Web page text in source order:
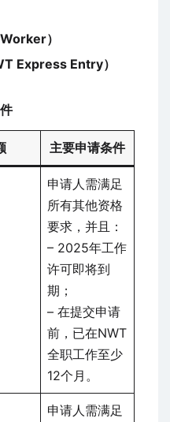
）
Express Entry）
主要申请条件
申请人需满足
所有其他资格
要求，并且：
– 2025年工作
许可即将到
期；
– 在提交申请
前，已在NWT
全职工作至少
12个月。
申请人需满足